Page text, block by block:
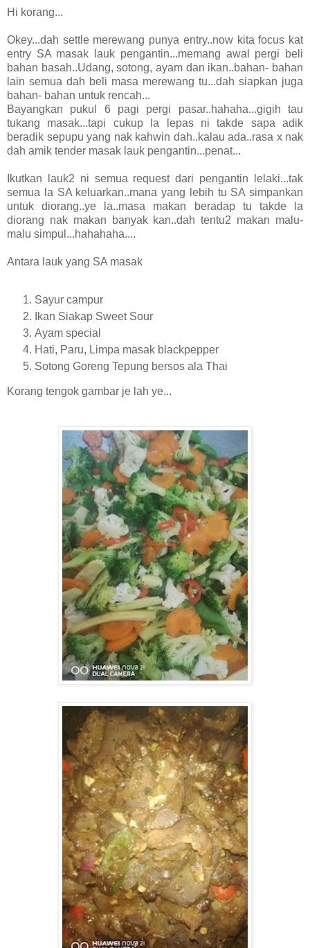
Hi korang...
Okey...dah settle merewang punya entry..now kita focus kat
entry SA masak lauk pengantin...memang awal pergi beli
bahan basah..Udang, sotong, ayam dan ikan..bahan- bahan
lain semua dah beli masa merewang tu...dah siapkan juga
bahan- bahan untuk rencah...
Bayangkan pukul 6 pagi pergi pasar..hahaha...gigih tau
tukang masak...tapi cukup la lepas ni takde sapa adik
beradik sepupu yang nak kahwin dah..kalau ada..rasa x nak
dah amik tender masak lauk pengantin...penat...
Ikutkan lauk2 ni semua request dari pengantin lelaki...tak
semua la SA keluarkan..mana yang lebih tu SA simpankan
untuk diorang..ye la..masa makan beradap tu takde la
diorang nak makan banyak kan..dah tentu2 makan malu-
malu simpul...hahahaha....
Antara lauk yang SA masak
Sayur campur
Ikan Siakap Sweet Sour
Ayam special
Hati, Paru, Limpa masak blackpepper
Sotong Goreng Tepung bersos ala Thai
Korang tengok gambar je lah ye...